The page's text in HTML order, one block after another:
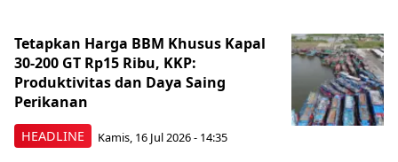
HEADLINE
Tetapkan Harga BBM Khusus Kapal
30-200 GT Rp15 Ribu, KKP:
Produktivitas dan Daya Saing
Perikanan
Kamis, 16 Jul 2026 - 14:35